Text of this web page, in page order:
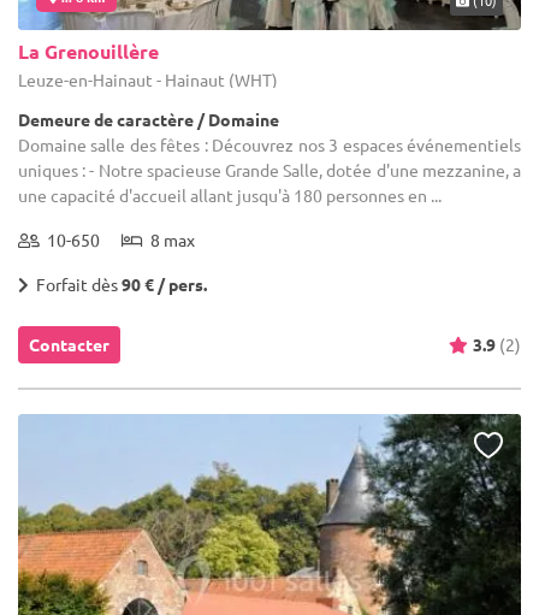
La Grenouillère
Leuze-en-Hainaut - Hainaut (WHT)
Demeure de caractère / Domaine
Domaine salle des fêtes : Découvrez nos 3 espaces événementiels
uniques : - Notre spacieuse Grande Salle, dotée d'une mezzanine, a
une capacité d'accueil allant jusqu'à 180 personnes en ...
10-650 8 max
Forfait dès90 € / pers.
Contacter 3.9 (2)